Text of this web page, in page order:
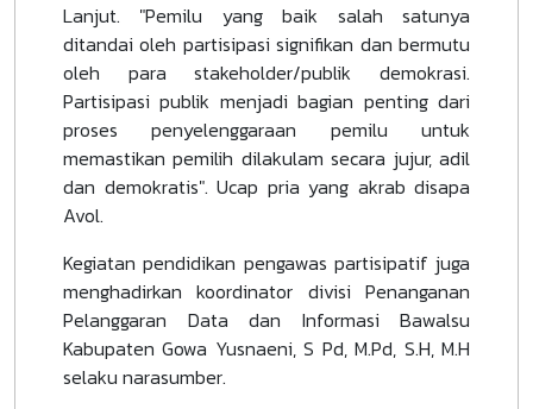
Lanjut. "Pemilu yang baik salah satunya
ditandai oleh partisipasi signifikan dan bermutu
oleh para stakeholder/publik demokrasi.
Partisipasi publik menjadi bagian penting dari
proses penyelenggaraan pemilu untuk
memastikan pemilih dilakulam secara jujur, adil
dan demokratis". Ucap pria yang akrab disapa
Avol.
Kegiatan pendidikan pengawas partisipatif juga
menghadirkan koordinator divisi Penanganan
Pelanggaran Data dan Informasi Bawalsu
Kabupaten Gowa Yusnaeni, S Pd, M.Pd, S.H, M.H
selaku narasumber.